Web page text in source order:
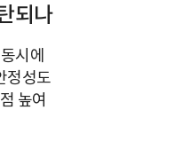
되나
시에
정성도
높여